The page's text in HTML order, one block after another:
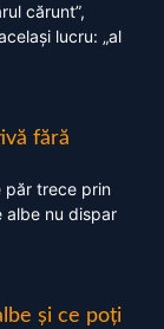
cărunt”,
lucru: „al
fără
păr trece prin
albe nu dispar
și ce poți